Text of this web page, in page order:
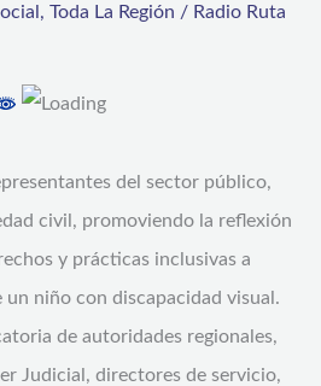
, Toda La Región / Radio Ruta
del sector público,
civil, promoviendo la reflexión
y prácticas inclusivas a
niño con discapacidad visual.
de autoridades regionales,
Judicial, directores de servicio,